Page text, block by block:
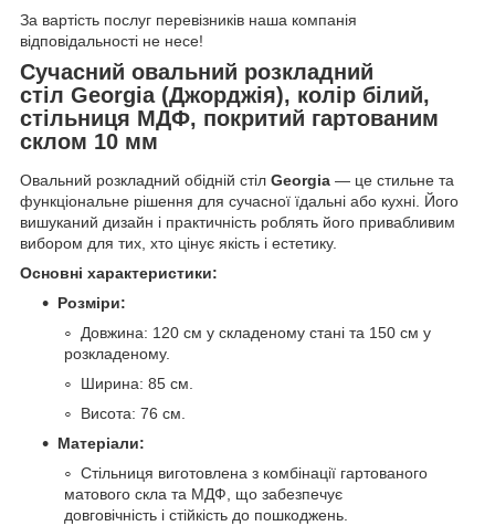
За вартість послуг перевізників наша компанія
відповідальності не несе!
Сучасний овальний розкладний
стіл Georgia (Джорджія), колір білий,
стільниця МДФ, покритий гартованим
склом 10 мм
Овальний розкладний обідній стіл Georgia — це стильне та
функціональне рішення для сучасної їдальні або кухні. Його
вишуканий дизайн і практичність роблять його привабливим
вибором для тих, хто цінує якість і естетику.
Основні характеристики:
Розміри:
Довжина: 120 см у складеному стані та 150 см у
розкладеному.
Ширина: 85 см.
Висота: 76 см.
Матеріали:
Стільниця виготовлена з комбінації гартованого
матового скла та МДФ, що забезпечує
довговічність і стійкість до пошкоджень.